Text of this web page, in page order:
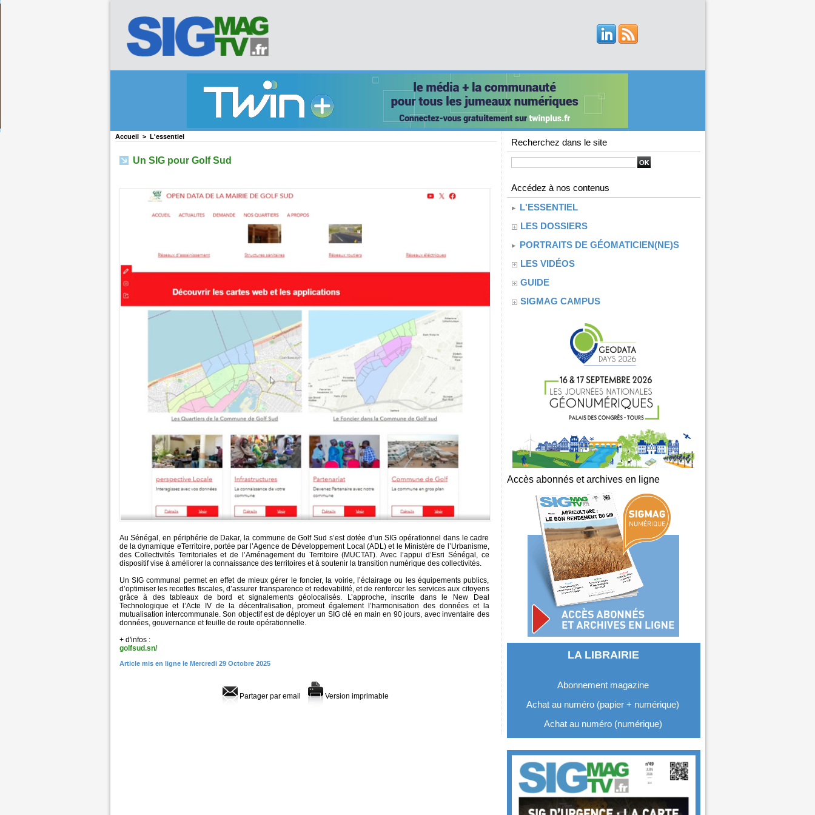
Accueil > L'essentiel
Un SIG pour Golf Sud
Au Sénégal, en périphérie de Dakar, la commune de Golf Sud s’est dotée d’un SIG opérationnel dans le cadre
de la dynamique eTerritoire, portée par l’Agence de Développement Local (ADL) et le Ministère de l’Urbanisme,
des Collectivités Territoriales et de l’Aménagement du Territoire (MUCTAT). Avec l’appui d’Esri Sénégal, ce
dispositif vise à améliorer la connaissance des territoires et à soutenir la transition numérique des collectivités.
Un SIG communal permet en effet de mieux gérer le foncier, la voirie, l’éclairage ou les équipements publics,
d’optimiser les recettes fiscales, d’assurer transparence et redevabilité, et de renforcer les services aux citoyens
grâce à des tableaux de bord et signalements géolocalisés. L’approche, inscrite dans le New Deal
Technologique et l’Acte IV de la décentralisation, promeut également l’harmonisation des données et la
mutualisation intercommunale. Son objectif est de déployer un SIG clé en main en 90 jours, avec inventaire des
données, gouvernance et feuille de route opérationnelle.
+ d'infos :
golfsud.sn/
Article mis en ligne le Mercredi 29 Octobre 2025
Partager par email Version imprimable
Recherchez dans le site
Accédez à nos contenus
L'ESSENTIEL
LES DOSSIERS
PORTRAITS DE GÉOMATICIEN(NE)S
LES VIDÉOS
GUIDE
SIGMAG CAMPUS
Accès abonnés et archives en ligne
LA LIBRAIRIE
Abonnement magazine
Achat au numéro (papier + numérique)
Achat au numéro (numérique)